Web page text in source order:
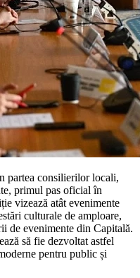
partea consilierilor locali,
primul pas oficial în
vizează atât evenimente
culturale de amploare,
de evenimente din Capitală.
să fie dezvoltat astfel
pentru public și